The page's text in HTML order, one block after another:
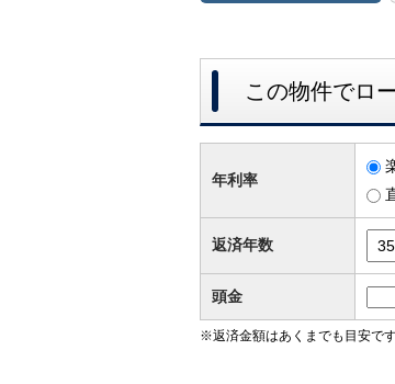
この物件でロ
年利率
返済年数
頭金
※返済金額はあくまでも目安で